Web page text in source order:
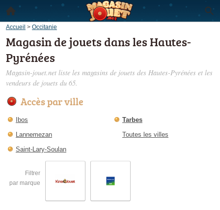
Accueil > Occitanie
Magasin de jouets dans les Hautes-
Pyrénées
Magasin-jouet.net liste les magasins de jouets des Hautes-Pyrénées et les
vendeurs de jouets du 65.
Accès par ville
Ibos
Lannemezan
Saint-Lary-Soulan
Tarbes
Toutes les villes
Filtrer
par marque